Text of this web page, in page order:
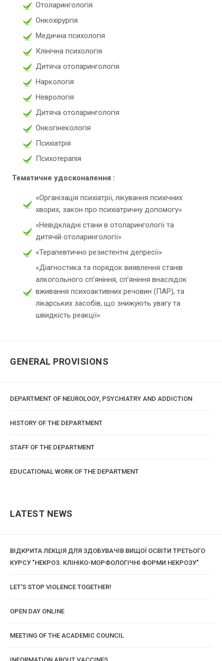
Отоларингологія
Онкохірургія
Медична психологія
Клінічна психологія
Дитяча отоларингологія
Наркологія
Неврологія
Дитяча отоларингологія
Онкогінекологія
Психіатрія
Психотерапія
Тематичне удосконалення :
«Організація психіатрії, лікування психічних
хворих, закон про психіатричну допомогу»
«Невідкладні стани в отоларингології та
дитячій отоларингології»
«Терапевтично резистентні депресії»
«Діагностика та порядок виявлення станів
алкогольного сп’яніння, сп’яніння внаслідок
вживання психоактивних речовин (ПАР), та
лікарських засобів, що знижують увагу та
швидкість реакції»
GENERAL PROVISIONS
DEPARTMENT OF NEUROLOGY, PSYCHIATRY AND ADDICTION
HISTORY OF THE DEPARTMENT
STAFF OF THE DEPARTMENT
EDUCATIONAL WORK OF THE DEPARTMENT
LATEST NEWS
ВІДКРИТА ЛЕКЦІЯ ДЛЯ ЗДОБУВАЧІВ ВИЩОЇ ОСВІТИ ТРЕТЬОГО
КУРСУ "НЕКРОЗ. КЛІНІКО-МОРФОЛОГІЧНІ ФОРМИ НЕКРОЗУ"
LET'S STOP VIOLENCE TOGETHER!
OPEN DAY ONLINE
MEETING OF THE ACADEMIC COUNCIL